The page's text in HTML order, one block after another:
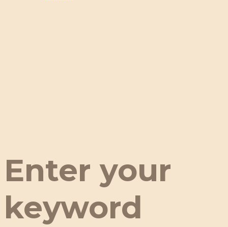
Enter your
keyword